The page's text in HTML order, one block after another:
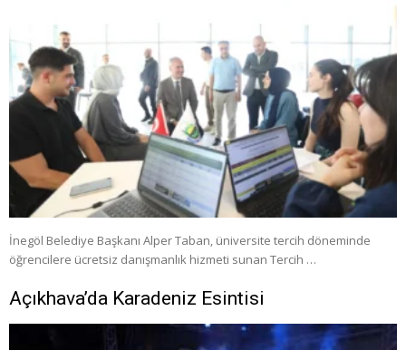
İnegöl Belediye Başkanı Alper Taban, üniversite tercih döneminde
öğrencilere ücretsiz danışmanlık hizmeti sunan Tercih …
Açıkhava’da Karadeniz Esintisi